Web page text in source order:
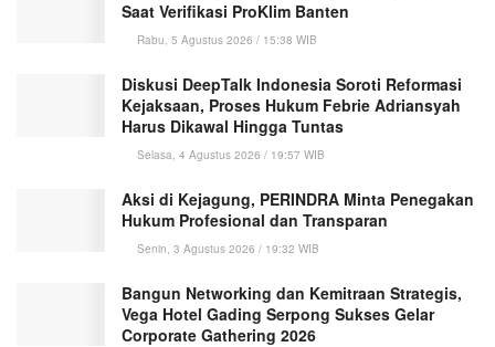
Saat Verifikasi ProKlim Banten
Rabu, 5 Agustus 2026 / 15:38 WIB
Diskusi DeepTalk Indonesia Soroti Reformasi
Kejaksaan, Proses Hukum Febrie Adriansyah
Harus Dikawal Hingga Tuntas
Selasa, 4 Agustus 2026 / 19:57 WIB
Aksi di Kejagung, PERINDRA Minta Penegakan
Hukum Profesional dan Transparan
Senin, 3 Agustus 2026 / 19:32 WIB
Bangun Networking dan Kemitraan Strategis,
Vega Hotel Gading Serpong Sukses Gelar
Corporate Gathering 2026